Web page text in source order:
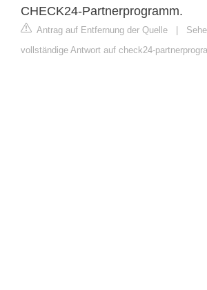
CHECK24-Partnerprogramm.
Antrag auf Entfernung der Quelle |
vollständige Antwort auf check24-